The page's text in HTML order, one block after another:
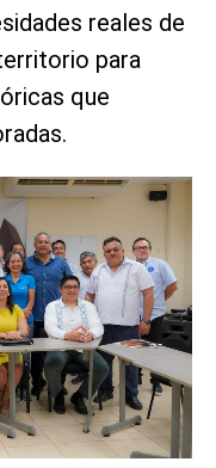
reales de
para
que